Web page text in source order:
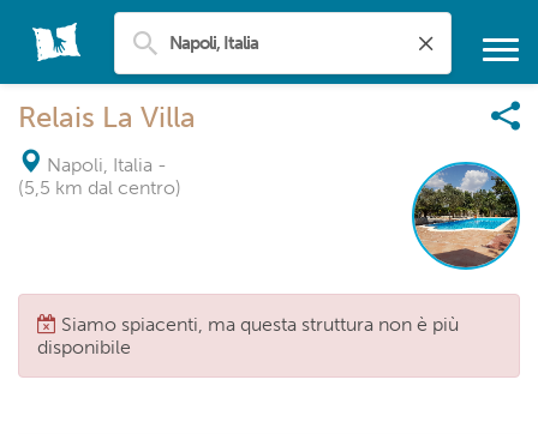
Relais La Villa
Napoli, Italia -
(5,5 km dal centro)
Siamo spiacenti, ma questa struttura non è più
disponibile